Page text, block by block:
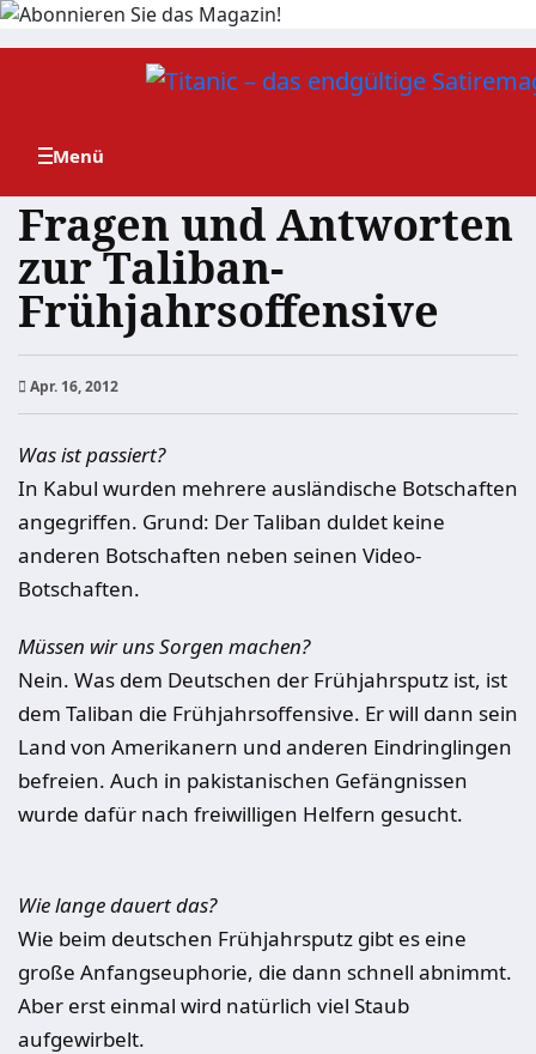
Zum
Fragen und Antworten
zur Taliban-
Frühjahrsoffensive
Apr. 16, 2012
Was ist passiert?
In Kabul wurden mehrere ausländische Botschaften
angegriffen. Grund: Der Taliban duldet keine
anderen Botschaften neben seinen Video-
Botschaften.
Müssen wir uns Sorgen machen?
Nein. Was dem Deutschen der Frühjahrsputz ist, ist
dem Taliban die Frühjahrsoffensive. Er will dann sein
Land von Amerikanern und anderen Eindringlingen
befreien. Auch in pakistanischen Gefängnissen
wurde dafür nach freiwilligen Helfern gesucht.
Wie lange dauert das?
Wie beim deutschen Frühjahrsputz gibt es eine
große Anfangseuphorie, die dann schnell abnimmt.
Aber erst einmal wird natürlich viel Staub
aufgewirbelt.